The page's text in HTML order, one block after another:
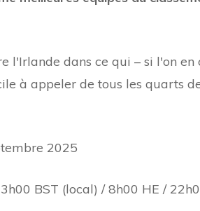
l'Irlande dans ce qui – si l'on
à appeler de tous les quarts
2025
BST (local) / 8h00 HE /